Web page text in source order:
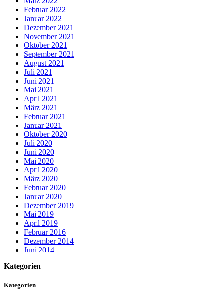
Februar 2022
Januar 2022
Dezember 2021
November 2021
Oktober 2021
September 2021
August 2021
Juli 2021
Juni 2021
Mai 2021
April 2021
März 2021
Februar 2021
Januar 2021
Oktober 2020
Juli 2020
Juni 2020
Mai 2020
April 2020
März 2020
Februar 2020
Januar 2020
Dezember 2019
Mai 2019
April 2019
Februar 2016
Dezember 2014
Juni 2014
Kategorien
Kategorien